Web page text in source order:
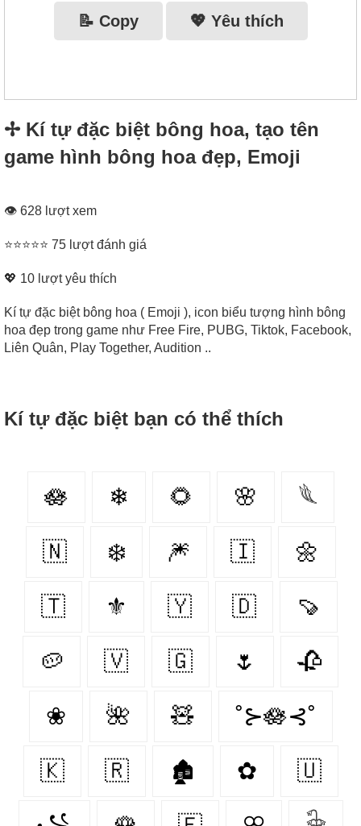
📝 Copy 💖 Yêu thích
✢ Kí tự đặc biệt bông hoa, tạo tên
game hình bông hoa đẹp, Emoji
👁 628 lượt xem
⭐⭐⭐⭐⭐ 75 lượt đánh giá
💖 10 lượt yêu thích
Kí tự đặc biệt bông hoa ( Emoji ), icon biểu tượng hình bông
hoa đẹp trong game như Free Fire, PUBG, Tiktok, Facebook,
Liên Quân, Play Together, Audition ..
Kí tự đặc biệt bạn có thể thích
🪷 ❄ 🌻 🌸 𓆰
🇳‌ ❄️ 🎆 🇮‌ 🌼
🇹‌ ⚜ 🇾‌ 🇩‌ 🍠
🥔 🇻‌ 🇬‌ 🌷 🥀
❀ 🌺 🧸 ˚⊱🪷⊰˚
🇰‌ 🇷‌ 🏚 ✿ 🇺‌